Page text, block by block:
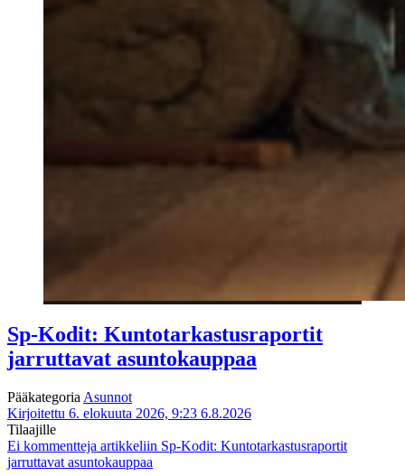
Sp-Kodit: Kuntotarkastusraportit
jarruttavat asuntokauppaa
Pääkategoria Asunnot
Kirjoitettu 6. elokuuta 2026, 9:23 6.8.2026
Tilaajille
Ei kommentteja artikkeliin Sp-Kodit: Kuntotarkastusraportit
jarruttavat asuntokauppaa